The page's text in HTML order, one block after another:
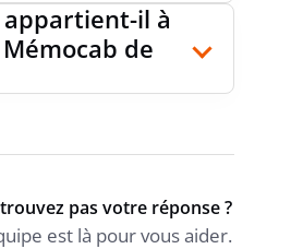
il à
de
pas votre réponse ?
est là pour vous aider.